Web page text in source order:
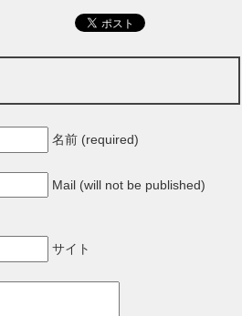
名前 (required)
Mail (will not be published)
サイト